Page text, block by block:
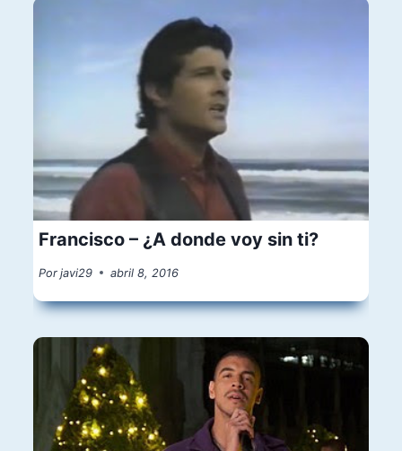
Francisco – ¿A donde voy sin ti?
Por javi29 abril 8, 2016